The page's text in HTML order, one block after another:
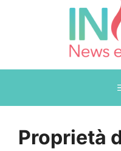
Proprietà